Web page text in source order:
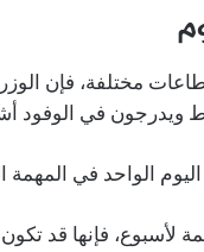
مختلفة، فإن
ويدرجون في الوفود
في المهمة الخارجية بين 300 ألف
لأسبوع، فإنها قد